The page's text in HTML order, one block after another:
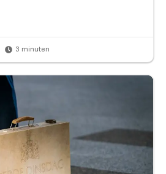
3 minuten